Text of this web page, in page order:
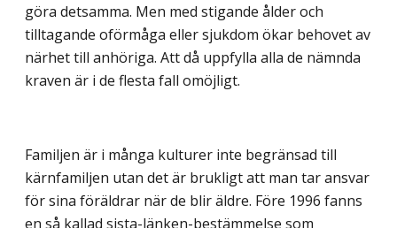
göra detsamma. Men med stigande ålder och
tilltagande oförmåga eller sjukdom ökar behovet av
närhet till anhöriga. Att då uppfylla alla de nämnda
kraven är i de flesta fall omöjligt.
Familjen är i många kulturer inte begränsad till
kärnfamiljen utan det är brukligt att man tar ansvar
för sina föräldrar när de blir äldre. Före 1996 fanns
en så kallad sista-länken-bestämmelse som